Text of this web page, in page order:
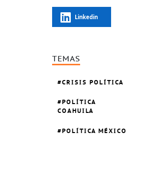
Linkedin
TEMAS
CRISIS POLÍTICA
POLÍTICA
COAHUILA
POLÍTICA MÉXICO